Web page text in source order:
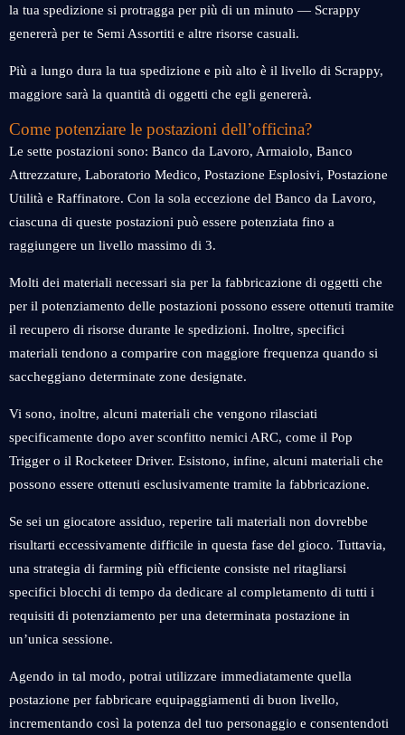
la tua spedizione si protragga per più di un minuto — Scrappy
genererà per te Semi Assortiti e altre risorse casuali.
Più a lungo dura la tua spedizione e più alto è il livello di Scrappy,
maggiore sarà la quantità di oggetti che egli genererà.
Come potenziare le postazioni dell’officina?
Le sette postazioni sono: Banco da Lavoro, Armaiolo, Banco
Attrezzature, Laboratorio Medico, Postazione Esplosivi, Postazione
Utilità e Raffinatore. Con la sola eccezione del Banco da Lavoro,
ciascuna di queste postazioni può essere potenziata fino a
raggiungere un livello massimo di 3.
Molti dei materiali necessari sia per la fabbricazione di oggetti che
per il potenziamento delle postazioni possono essere ottenuti tramite
il recupero di risorse durante le spedizioni. Inoltre, specifici
materiali tendono a comparire con maggiore frequenza quando si
saccheggiano determinate zone designate.
Vi sono, inoltre, alcuni materiali che vengono rilasciati
specificamente dopo aver sconfitto nemici ARC, come il Pop
Trigger o il Rocketeer Driver. Esistono, infine, alcuni materiali che
possono essere ottenuti esclusivamente tramite la fabbricazione.
Se sei un giocatore assiduo, reperire tali materiali non dovrebbe
risultarti eccessivamente difficile in questa fase del gioco. Tuttavia,
una strategia di farming più efficiente consiste nel ritagliarsi
specifici blocchi di tempo da dedicare al completamento di tutti i
requisiti di potenziamento per una determinata postazione in
un’unica sessione.
Agendo in tal modo, potrai utilizzare immediatamente quella
postazione per fabbricare equipaggiamenti di buon livello,
incrementando così la potenza del tuo personaggio e consentendoti